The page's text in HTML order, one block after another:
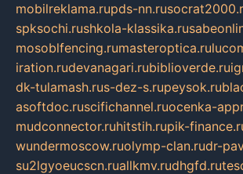
mobilreklama.rupds-nn.ru
spksochi.rushkola-klassika.ru
mosoblfencing.rumasteroptica.ru
iration.rudevanagari.rubiblioverde.ru
dk-tulamash.rus-dez-s.rupeysok.ru
asoftdoc.ruscifichannel.ruocenka-
mudconnector.ruhitstih.rupik-
wundermoscow.ruolymp-clan.rudr-
su2lgyoeucscn.ruallkmv.rudhgfd.ru